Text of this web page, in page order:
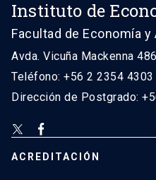
Instituto de
Facultad de Economía
Avda. Vicuña Mackenna
Teléfono: +56 2 2354 4303
Dirección de Postgrado:
ACREDITACIÓN